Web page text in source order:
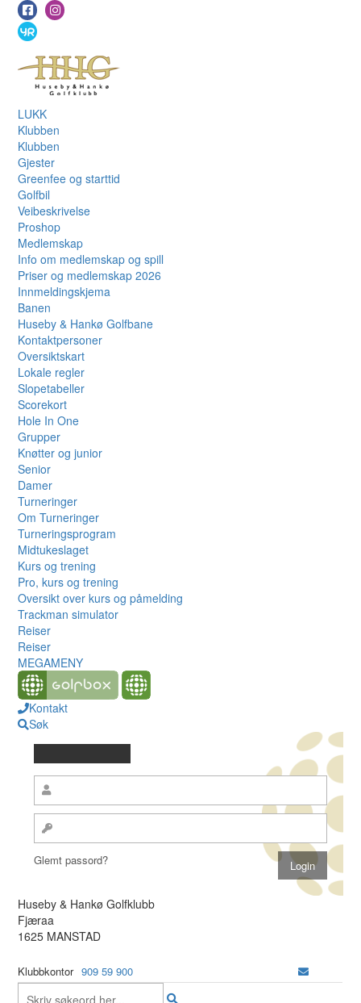
LUKK
Klubben
Klubben
Gjester
Greenfee og starttid
Golfbil
Veibeskrivelse
Proshop
Medlemskap
Info om medlemskap og spill
Priser og medlemskap 2026
Innmeldingskjema
Banen
Huseby & Hankø Golfbane
Kontaktpersoner
Oversiktskart
Lokale regler
Slopetabeller
Scorekort
Hole In One
Grupper
Knøtter og junior
Senior
Damer
Turneringer
Om Turneringer
Turneringsprogram
Midtukeslaget
Kurs og trening
Pro, kurs og trening
Oversikt over kurs og påmelding
Trackman simulator
Reiser
Reiser
MEGAMENY
Kontakt
Søk
Glemt passord?
Huseby & Hankø Golfklubb
Fjæraa
1625 MANSTAD
Klubbkontor 909 59 900